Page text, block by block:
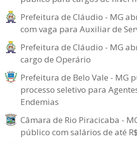
Prefeitura de Cláudio - MG
com vaga para Auxiliar de
Prefeitura de Cláudio - MG
cargo de Operário
Prefeitura de Belo Vale - MG
processo seletivo para
Endemias
Câmara de Rio Piracicaba -
público com salários de até